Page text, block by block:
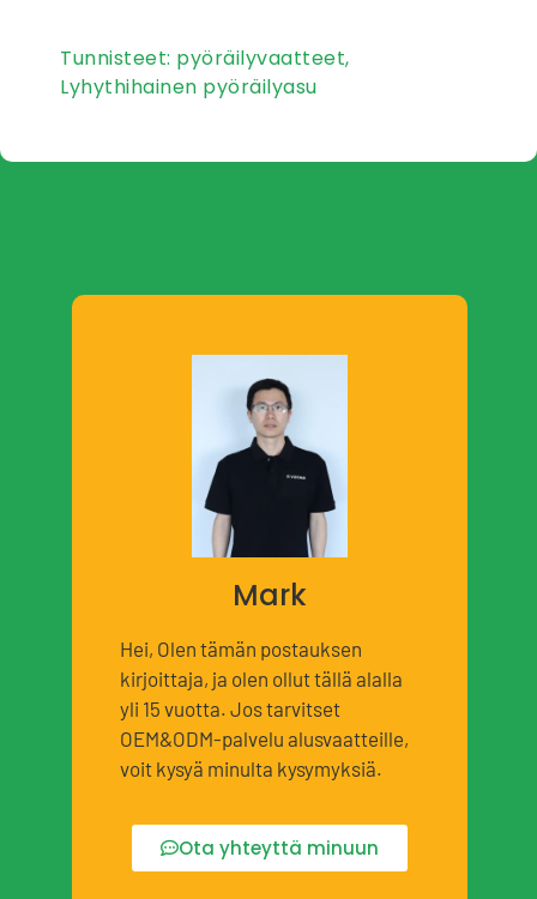
Tunnisteet: pyöräilyvaatteet,
Lyhythihainen pyöräilyasu
Mark
Hei, Olen tämän postauksen
kirjoittaja, ja olen ollut tällä alalla
yli 15 vuotta. Jos tarvitset
OEM&ODM-palvelu alusvaatteille,
voit kysyä minulta kysymyksiä.
Ota yhteyttä minuun